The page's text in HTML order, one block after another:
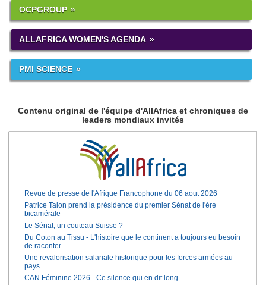
OCPGROUP
ALLAFRICA WOMEN'S AGENDA
PMI SCIENCE
Contenu original de l'équipe d'AllAfrica et chroniques de
leaders mondiaux invités
Revue de presse de l'Afrique Francophone du 06 aout 2026
Patrice Talon prend la présidence du premier Sénat de l'ère
bicamérale
Le Sénat, un couteau Suisse ?
Du Coton au Tissu - L'histoire que le continent a toujours eu besoin
de raconter
Une revalorisation salariale historique pour les forces armées au
pays
CAN Féminine 2026 - Ce silence qui en dit long